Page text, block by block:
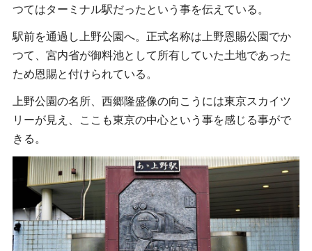
つてはターミナル駅だったという事を伝えている。
駅前を通過し上野公園へ。正式名称は上野恩賜公園でか
つて、宮内省が御料池として所有していた土地であった
ため恩賜と付けられている。
上野公園の名所、西郷隆盛像の向こうには東京スカイツ
リーが見え、ここも東京の中心という事を感じる事がで
きる。